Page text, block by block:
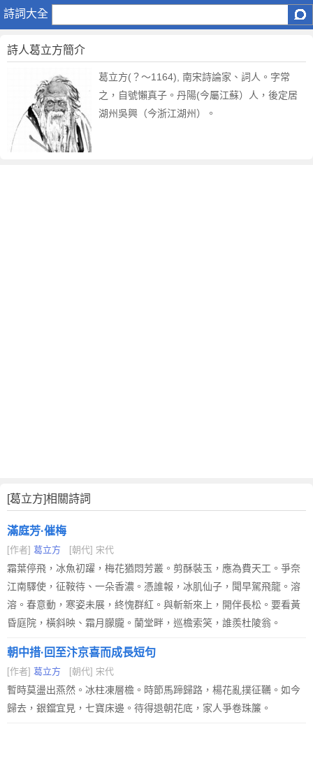
詩詞大全
葛
第
詩人葛立方簡介
葛立方(？～1164), 南宋詩論家、詞人。字常
之，自號懶真子。丹陽(今屬江蘇）人，後定居
湖州吳興（今浙江湖州）。
[葛立方]相關詩詞
滿庭芳·催梅
[作者] 葛立方 [朝代] 宋代
霜葉停飛，冰魚初躍，梅花猶悶芳叢。剪酥裝玉，應為費天工。爭奈
江南驛使，征鞍待、一朵香濃。憑誰報，冰肌仙子，聞早駕飛龍。溶
溶。春意動，寒姿未展，終愧群紅。與斬新來上，開伴長松。要看黃
昏庭院，橫斜映、霜月朦朧。蘭堂畔，巡檐索笑，誰羨杜陵翁。
朝中措·回至汴京喜而成長短句
[作者] 葛立方 [朝代] 宋代
暫時莫盪出燕然。冰柱凍層檐。時節馬蹄歸路，楊花亂撲征韉。如今
歸去，銀鐺宜見，七寶床邊。待得退朝花底，家人爭卷珠簾。